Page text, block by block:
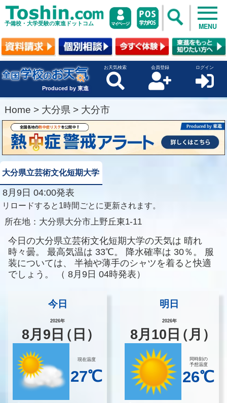
予備校・大学受験の東進ドットコム MENU
Produced by 東進
お天気検索 会員登録 ログイン
Home > 大分県 > 大分市
大分県立芸術文化短期大学
8月9日 04:00発表
リロードすると1時間ごとに更新されます。
所在地： 大分県大分市上野丘東1-11
今日の大分県立芸術文化短期大学の天気は 晴れ
時々曇。
最高気温は 33℃。 降水確率は 30％。
服
装については、
半袖や薄手のシャツを着ると快適
でしょう。
（ 8月9日 04時発表）
今日
2026年
8月 9 日（日）
現在温度
27℃
明日
2026年
8月 10 日（月）
同時刻の
予想温度
26℃